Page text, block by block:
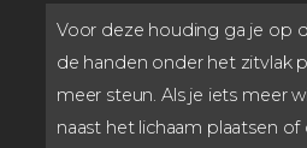
Voor deze houding ga je op
de handen onder het zitvlak
meer steun. Als je iets meer
naast het lichaam plaatsen